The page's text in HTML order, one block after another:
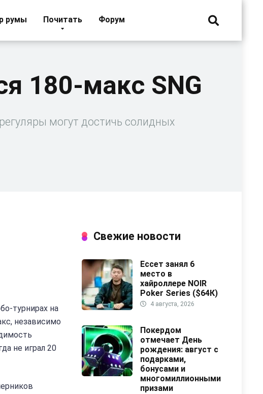
румы Почитать Форум
180-макс SNG
могут достичь солидных
турнирах на
независимо
не играл 20
Свежие новости
Ессет занял 6
место в
хайроллере NOIR
Poker Series ($64К)
4 августа, 2026
Покердом
отмечает День
рождения: август с
подарками,
бонусами и
многомиллионными
призами